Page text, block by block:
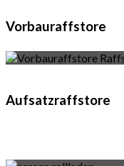
Vorbauraffstore
Aufsatzraffstore